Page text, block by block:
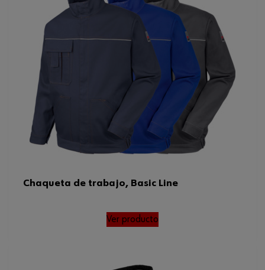
Chaqueta de trabajo, Basic Line
Ver producto